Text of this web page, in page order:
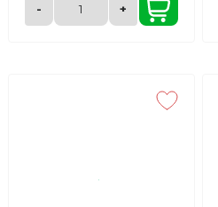
- +